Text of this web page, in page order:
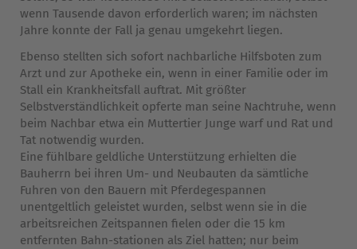
wenn Tausende davon erforderlich waren; im nächsten
Jahre konnte der Fall ja genau umgekehrt liegen.
Ebenso stellten sich sofort nachbarliche Hilfsboten zum
Arzt und zur Apotheke ein, wenn in einer Familie oder im
Stall ein Krankheitsfall auftrat. Mit größter
Selbstverständlichkeit opferte man seine Nachtruhe, wenn
beim Nachbar etwa ein Muttertier Junge warf und Rat und
Tat notwendig wurden.
Eine fühlbare geldliche Unterstützung erhielten die
Bauherrn bei ihren Um- und Neubauten da sämtliche
Fuhren von den Bauern mit Pferdegespannen
unentgeltlich geleistet wurden, selbst wenn sie in die
arbeitsreichen Zeitspannen fielen oder die 15 km
entfernten Bahn-stationen als Ziel hatten; nur beim